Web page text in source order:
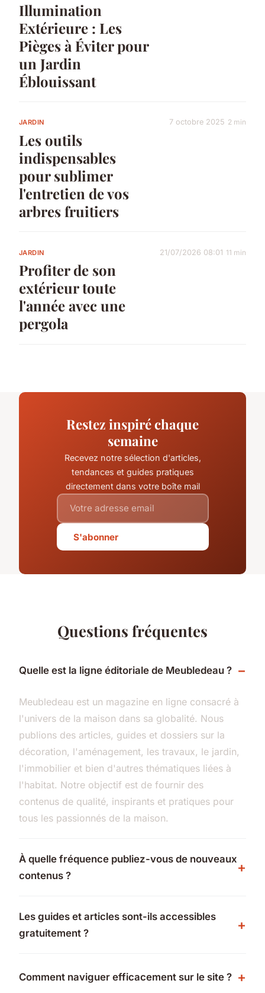
Illumination
Extérieure : Les
Pièges à Éviter pour
un Jardin
Éblouissant
JARDIN
Les outils
indispensables
pour sublimer
l'entretien de vos
arbres fruitiers
7 octobre 2025 2 min
JARDIN
Profiter de son
extérieur toute
l'année avec une
pergola
21/07/2026 08:01 11 min
Restez inspiré chaque
semaine
Recevez notre sélection d'articles,
tendances et guides pratiques
directement dans votre boîte mail
S'abonner
Questions fréquentes
Quelle est la ligne éditoriale de Meubledeau ?
Meubledeau est un magazine en ligne consacré à
l'univers de la maison dans sa globalité. Nous
publions des articles, guides et dossiers sur la
décoration, l'aménagement, les travaux, le jardin,
l'immobilier et bien d'autres thématiques liées à
l'habitat. Notre objectif est de fournir des
contenus de qualité, inspirants et pratiques pour
tous les passionnés de la maison.
À quelle fréquence publiez-vous de nouveaux
contenus ?
Les guides et articles sont-ils accessibles
gratuitement ?
Comment naviguer efficacement sur le site ?